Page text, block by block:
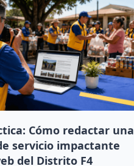
Cómo redactar una
servicio impactante
del Distrito F4